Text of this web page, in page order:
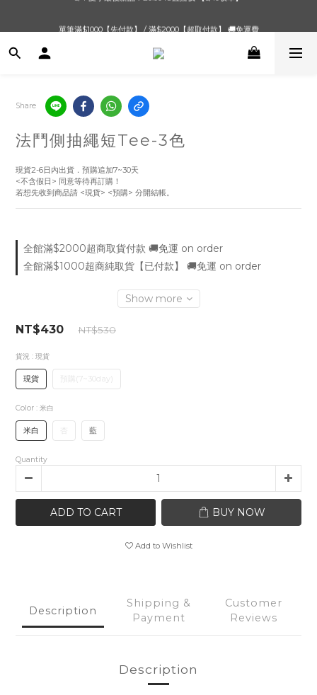
Share
法鬥側抽繩短Tee-3色
現貨2-6日內出貨．預購追加7~30天
<不含假日> 同意等待再訂購！
若想先收到商品請 <現貨> <預購> 分開結帳。
全館滿$2000超商取貨付款 🚚免運 on order
全館滿$1000超商純取貨【已付款】 🚚免運 on order
Show more
NT$430 NT$530
貨況 : 現貨
現貨 預購(7~30day)
Color : 米白
米白 杏 藍
Quantity
ADD TO CART BUY NOW
Add to Wishlist
Description
Shipping &
Payment
Customer
Reviews
Description